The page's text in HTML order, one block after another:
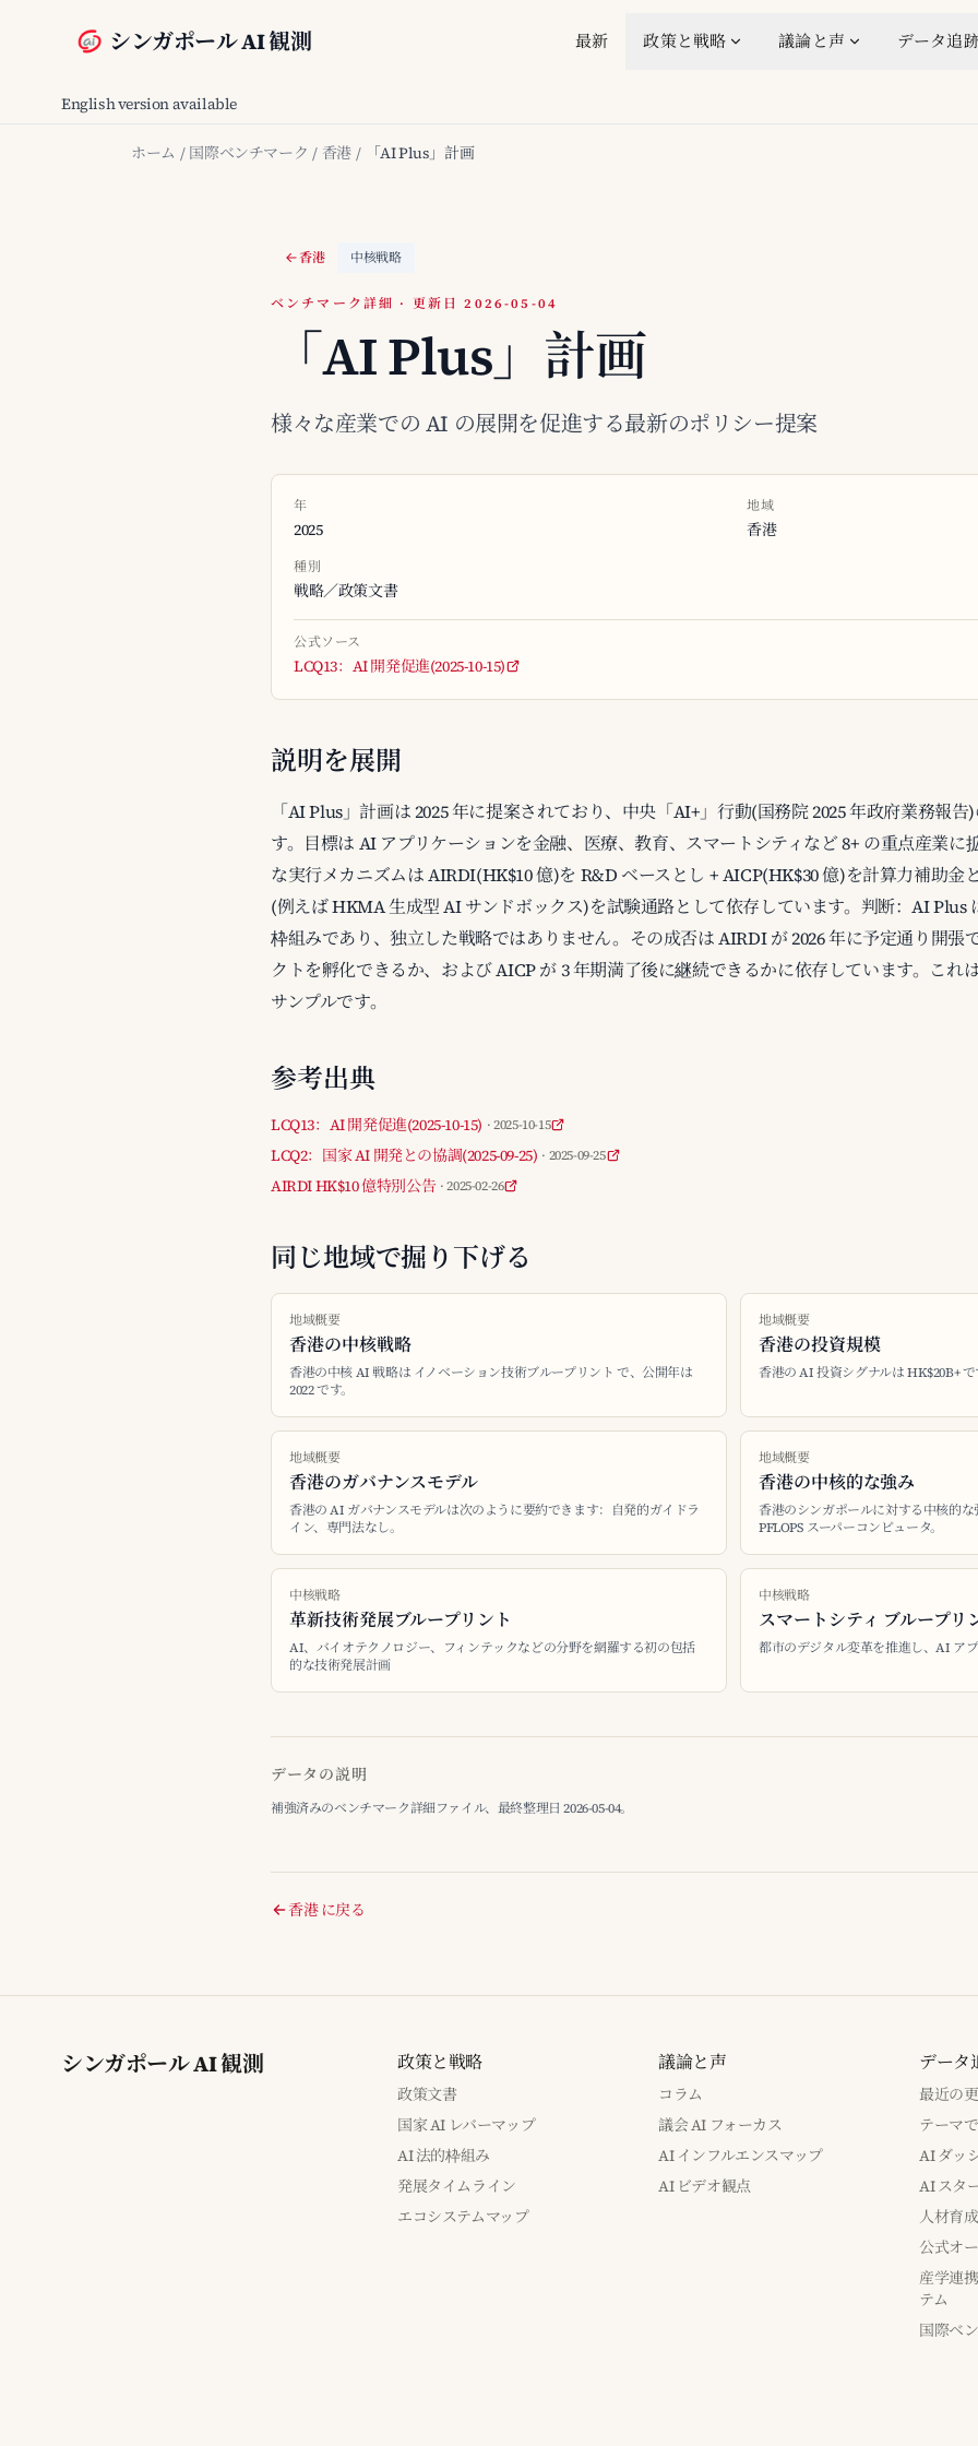
シンガポール AI 観測 最新 政策と戦略 議論と声 データ追
English version available
ホーム / 国際ベンチマーク / 香港 / 「AI Plus」計画
香港 中核戦略
ベンチマーク詳細 · 更新日 2026-05-04
「AI Plus」計画
様々な産業での AI の展開を促進する最新のポリシー提案
年
2025
地域
香港
種別
戦略／政策文書
公式ソース
LCQ13：AI 開発促進(2025-10-15)
説明を展開
「AI Plus」計画は 2025 年に提案されており、中央「AI+」行動(国務院 2025 年政府業務報
す。目標は AI アプリケーションを金融、医療、教育、スマートシティなど 8+ の重点産業に
な実行メカニズムは AIRDI(HK$10 億)を R&D ベースとし + AICP(HK$30 億)を計算力補助金
(例えば HKMA 生成型 AI サンドボックス)を試験通路として依存しています。判断：AI Plus
枠組みであり、独立した戦略ではありません。その成否は AIRDI が 2026 年に予定通り開張
クトを孵化できるか、および AICP が 3 年期満了後に継続できるかに依存しています。これ
サンプルです。
参考出典
LCQ13：AI 開発促進(2025-10-15) · 2025-10-15
LCQ2：国家 AI 開発との協調(2025-09-25) · 2025-09-25
AIRDI HK$10 億特別公告 · 2025-02-26
同じ地域で掘り下げる
地域概要
香港の中核戦略
香港の中核 AI 戦略は イノベーション技術ブループリント で、公開年は
2022 です。
地域概要
香港の投資規模
香港の AI 投資シグナルは HK$20B+ で
地域概要
香港のガバナンスモデル
香港の AI ガバナンスモデルは次のように要約できます：自発的ガイドラ
イン、専門法なし。
地域概要
香港の中核的な強み
香港のシンガポールに対する中核的
PFLOPS スーパーコンピュータ。
中核戦略
革新技術発展ブループリント
AI、バイオテクノロジー、フィンテックなどの分野を網羅する初の包括
的な技術発展計画
中核戦略
スマートシティ ブループリ
都市のデジタル変革を推進し、AI ア
データの説明
補強済みのベンチマーク詳細ファイル、最終整理日 2026-05-04。
香港 に戻る
シンガポール AI 観測 政策と戦略
政策文書
国家 AI レバーマップ
AI 法的枠組み
発展タイムライン
エコシステムマップ
議論と声
コラム
議会 AI フォーカス
AI インフルエンスマップ
AI ビデオ観点
データ
最近の
テーマ
AI ダッ
AI スタ
人材育成
公式オ
産学連
テム
国際ベ